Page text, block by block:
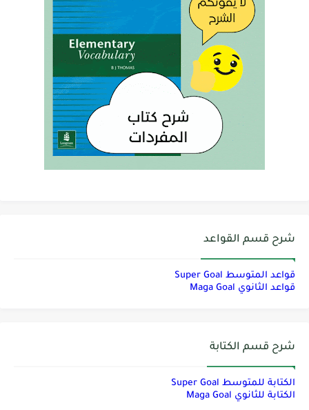
شرح قسم القواعد
قواعد المتوسط Super Goal
قواعد الثانوي Maga Goal
شرح قسم الكتابة
الكتابة للمتوسط Super Goal
الكتابة للثانوي Maga Goal